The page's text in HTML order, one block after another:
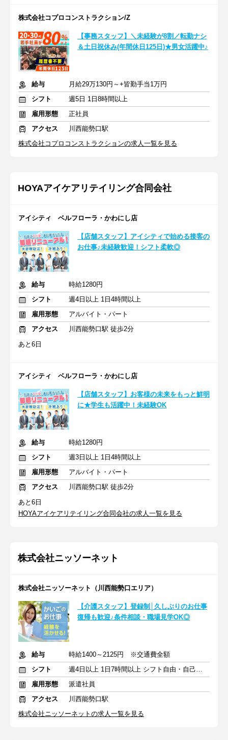
株式会社コプロコンストラクション/Z
【事務スタッフ】＼未経験が8割／転勤ナシ
＆土日祝休み(年間休日125日)★男女活躍中♪
給与
月給29万130円～+皆勤手当1万円
シフト
週5日 1日8時間以上
雇用形態
正社員
アクセス
川西能勢口駅
株式会社コプロコンストラクションの求人一覧を見る
HOYAアイケアリテイリング合同会社
アイシティ ベルフローラ・かわにし店
【店舗スタッフ】アイシティで始める接客の
お仕事♪未経験歓迎！シフト柔軟◎
給与
時給1280円
シフト
週4日以上 1日4時間以上
雇用形態
アルバイト・パート
アクセス
川西能勢口駅 徒歩2分
あと6日
アイシティ ベルフローラ・かわにし店
【店舗スタッフ】お客様の未来をもっと鮮明
に★学生も活躍中！未経験OK
給与
時給1280円
シフト
週3日以上 1日4時間以上
雇用形態
アルバイト・パート
アクセス
川西能勢口駅 徒歩2分
あと6日
HOYAアイケアリテイリング合同会社の求人一覧を見る
株式会社ニッソーネット
株式会社ニッソーネット（川西能勢口エリア）
【介護スタッフ】登録制│久しぶりのお仕事
復帰も歓迎♪条件相談・職場見学OK◎
給与
時給1400～2125円 ※交通費全額
シフト
週4日以上 1日7時間以上 シフト自由・自己申告
雇用形態
派遣社員
アクセス
川西能勢口駅
株式会社ニッソーネットの求人一覧を見る